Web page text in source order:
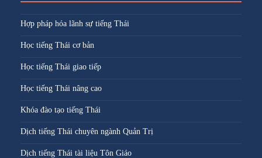
Hợp pháp hóa lãnh sự tiếng Thái
Học tiếng Thái cơ bản
Học tiếng Thái giao tiếp
Học tiếng Thái nâng cao
Khóa đào tạo tiếng Thái
Dịch tiếng Thái chuyên ngành Quản Trị
Dịch tiếng Thái tài liệu Tôn Giáo